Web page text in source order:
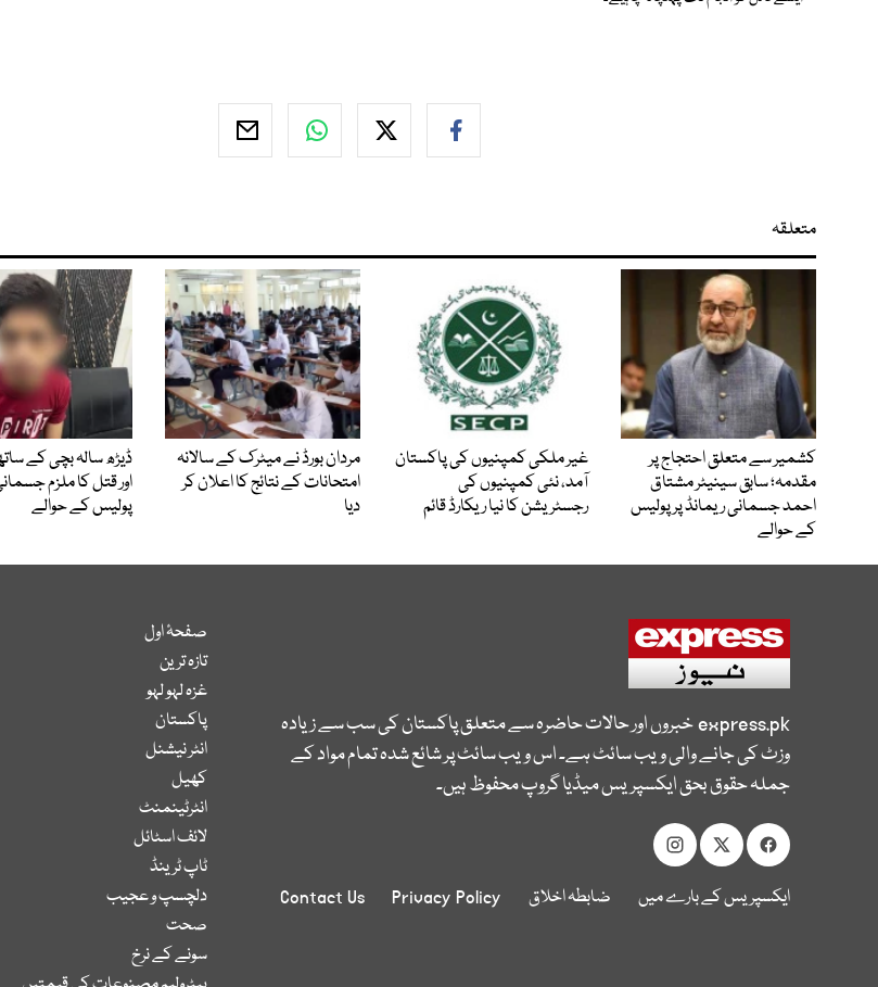
متعلقہ
کشمیر سے متعلق احتجاج پر
مقدمہ؛ سابق سینیٹر مشتاق
احمد جسمانی ریمانڈ پر پولیس
کے حوالے
غیر ملکی کمپنیوں کی پاکستان
آمد، نئی کمپنیوں کی
رجسٹریشن کا نیا ریکارڈ قائم
مردان بورڈ نے میٹرک کے سالانہ
امتحانات کے نتائج کا اعلان کر
دیا
ڈیڑھ سالہ بچی کے
اور قتل کا ملزم
پولیس کے حوالے
express.pkخبروں اور حالات حاضرہ سے متعلق پاکستان کی سب سے زیادہ
وزٹ کی جانے والی ویب سائٹ ہے۔ اس ویب سائٹ پر شائع شدہ تمام مواد کے
جملہ حقوق بحق ایکسپریس میڈیا گروپ محفوظ ہیں۔
ایکسپریس کے بارے میں ضابطہ اخلاق Privacy Policy
Contact Us
صفحۂ اول
تازہ ترین
غزہ لہو لہو
پاکستان
انٹر نیشنل
کھیل
انٹرٹینمنٹ
لائف اسٹائل
ٹاپ ٹرینڈ
دلچسپ و عجیب
صحت
سونے کے نرخ